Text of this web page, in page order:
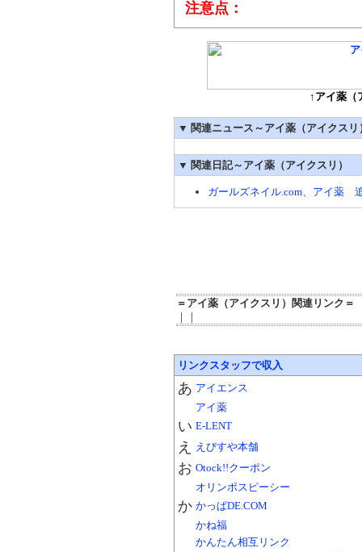
注意点：
↑アイ薬（
▼ 関連ニュース～アイ薬（アイクスリ
▼ 関連日記～アイ薬（アイクスリ）
ガールズネイル.com、アイ薬
＝アイ薬（アイクスリ）関連リンク＝
｜｜
リンクスタッフで収入
あ アイエンス
アイ薬
い E-LENT
え えびすや本舗
お Otock!!クーポン
オリンポスピーシー
か かっぱDE.COM
かね福
かんたん相互リンク